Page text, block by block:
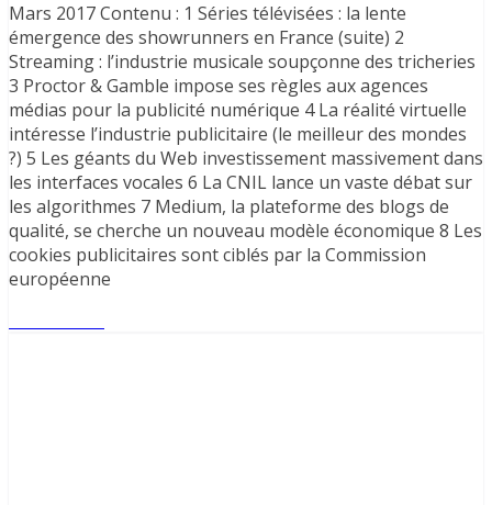
Mars 2017 Contenu : 1 Séries télévisées : la lente
émergence des showrunners en France (suite) 2
Streaming : l’industrie musicale soupçonne des tricheries
3 Proctor & Gamble impose ses règles aux agences
médias pour la publicité numérique 4 La réalité virtuelle
intéresse l’industrie publicitaire (le meilleur des mondes
?) 5 Les géants du Web investissement massivement dans
les interfaces vocales 6 La CNIL lance un vaste débat sur
les algorithmes 7 Medium, la plateforme des blogs de
qualité, se cherche un nouveau modèle économique 8 Les
cookies publicitaires sont ciblés par la Commission
européenne